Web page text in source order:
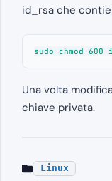
id_rsa che
sudo chmod 600
Una volta
chiave privata.
Linux